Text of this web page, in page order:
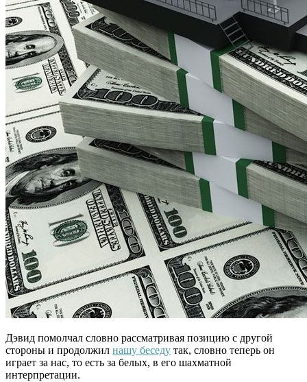
Дэвид помолчал словно рассматривая позицию с другой
стороны и продолжил нашу беседу так, словно теперь он
играет за нас, то есть за белых, в его шахматной
интерпретации.